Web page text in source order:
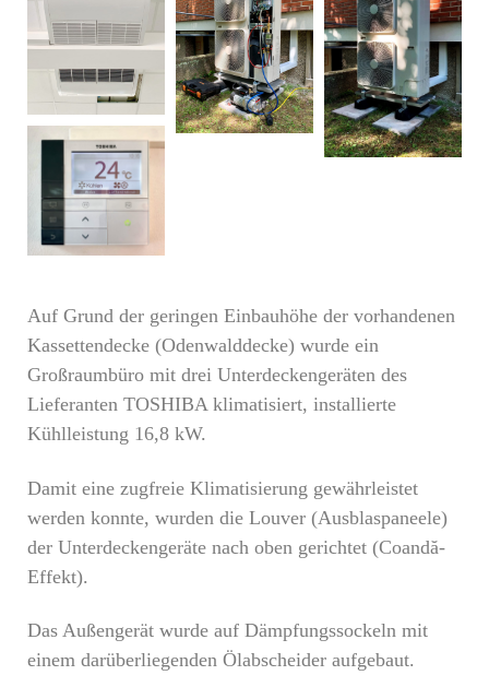
Auf Grund der geringen Einbauhöhe der vorhandenen
Kassettendecke (Odenwalddecke) wurde ein
Großraumbüro mit drei Unterdeckengeräten des
Lieferanten TOSHIBA klimatisiert, installierte
Kühlleistung 16,8 kW.
Damit eine zugfreie Klimatisierung gewährleistet
werden konnte, wurden die Louver (Ausblaspaneele)
der Unterdeckengeräte nach oben gerichtet (Coandă-
Effekt).
Das Außengerät wurde auf Dämpfungssockeln mit
einem darüberliegenden Ölabscheider aufgebaut.